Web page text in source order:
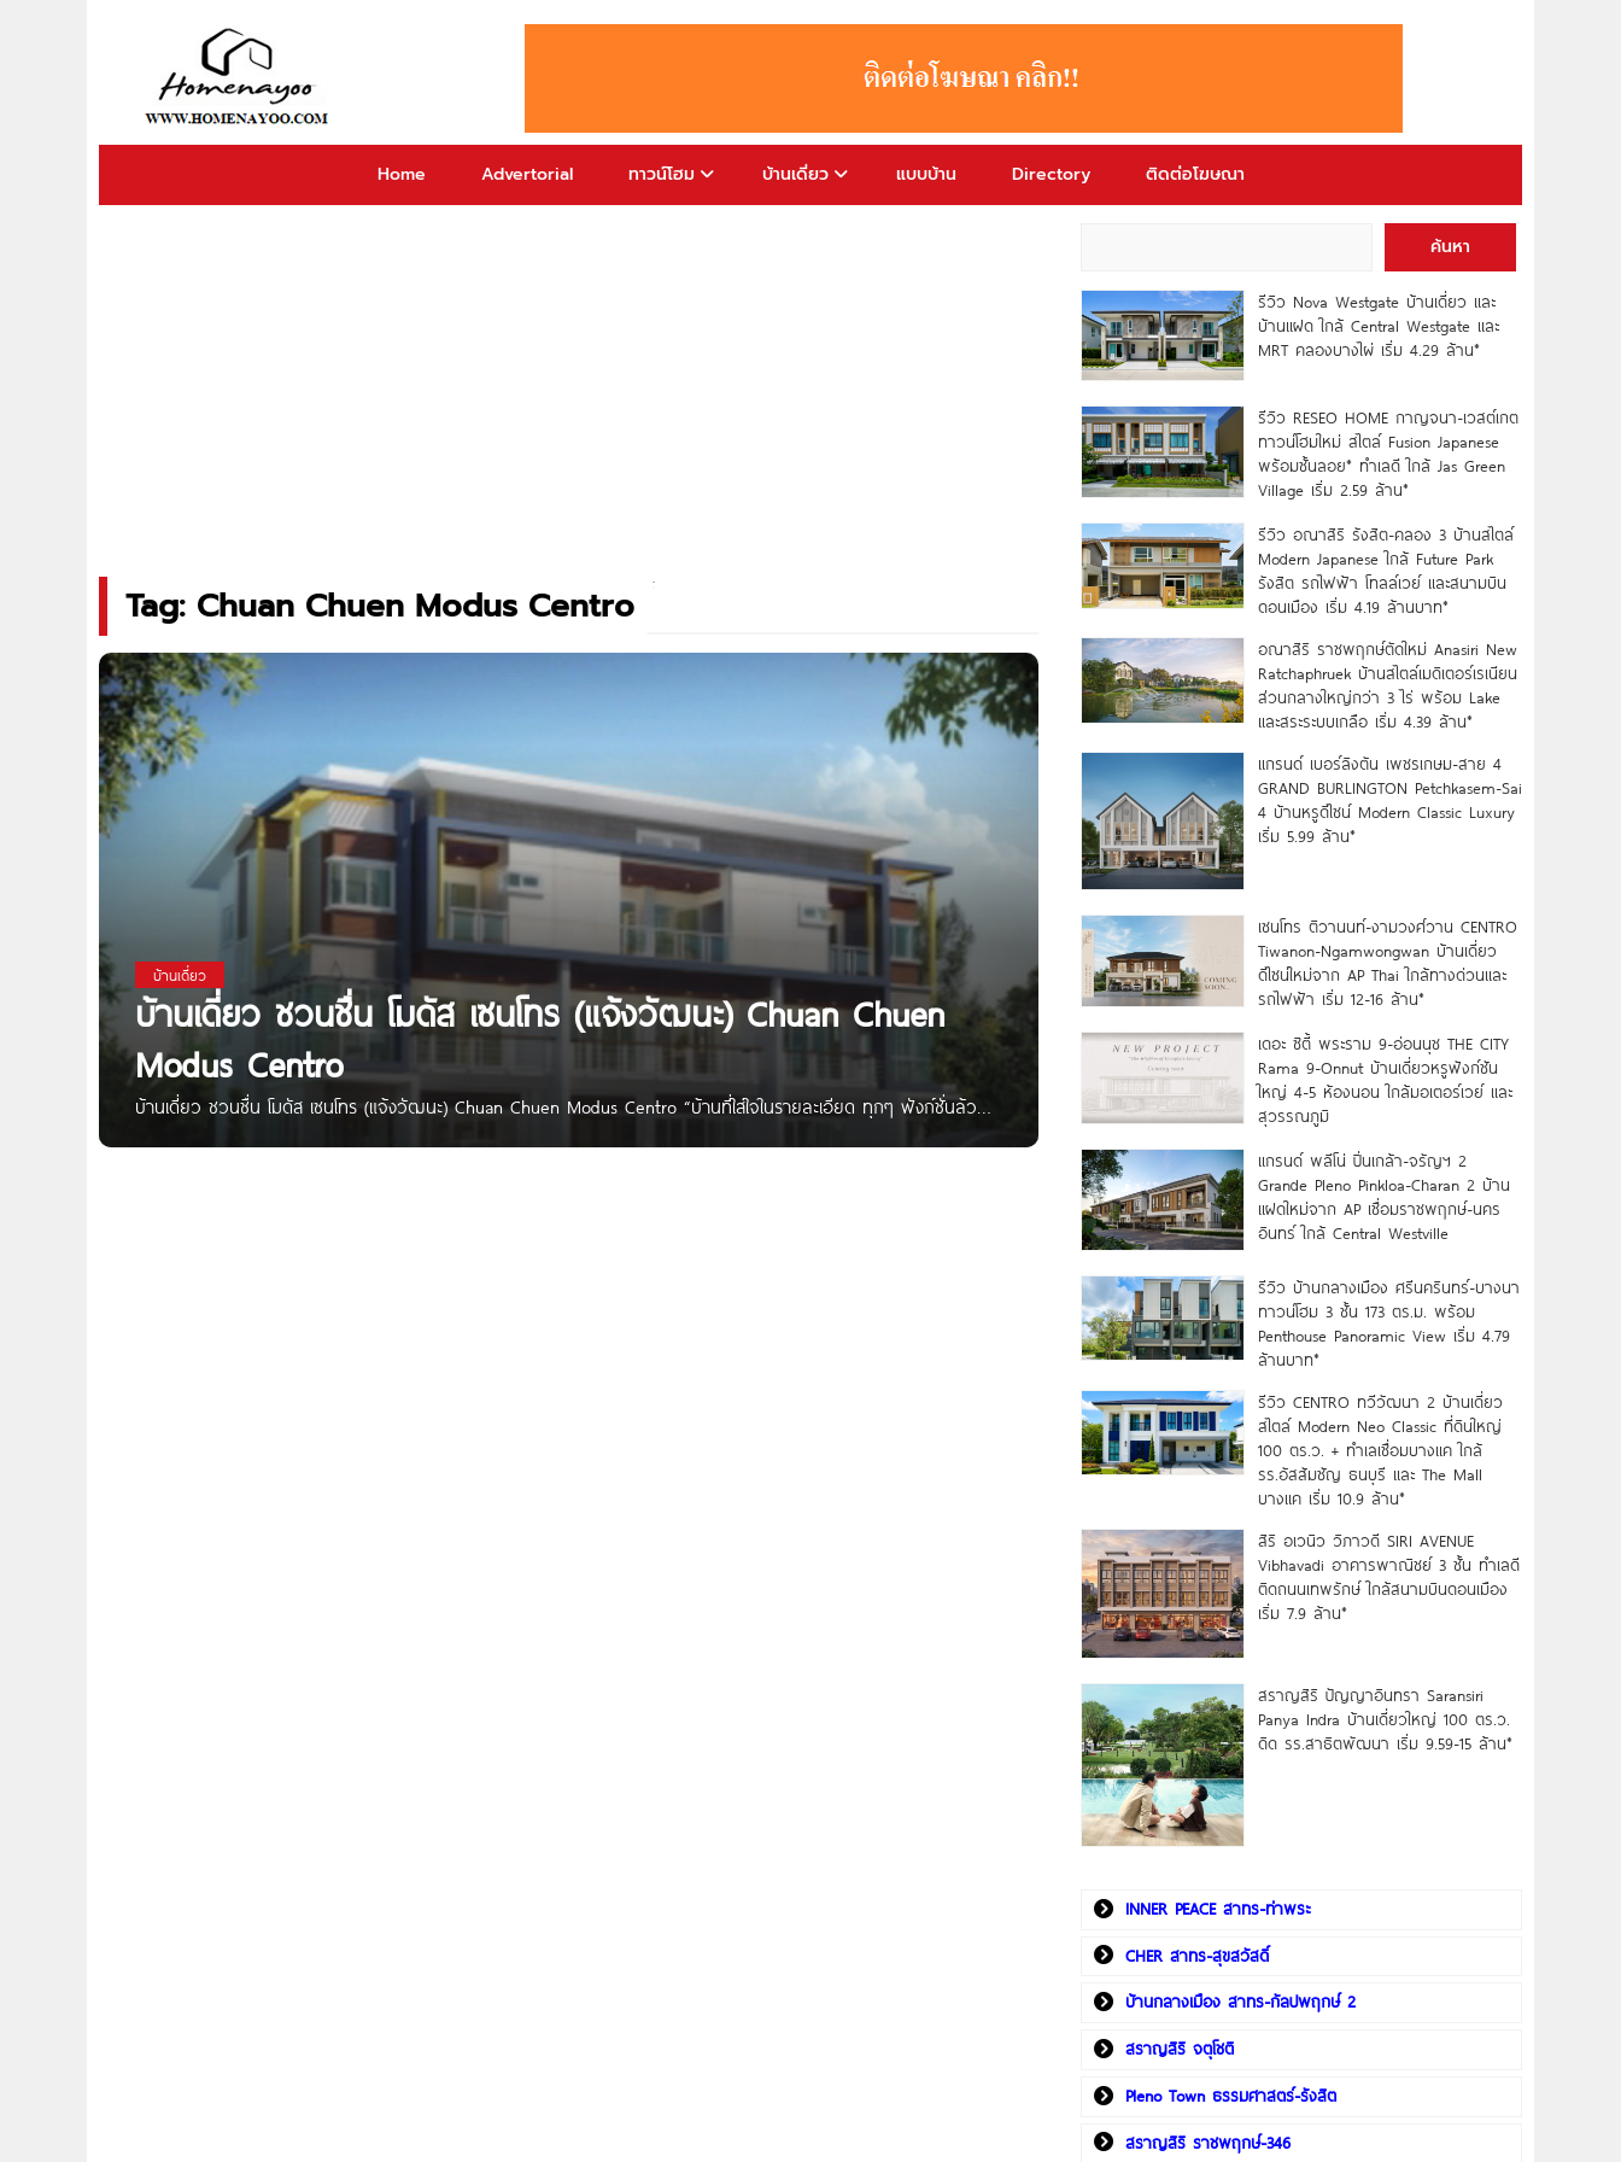
Home Advertorial ทาวน์โฮม บ้านเดี่ยว แบบบ้าน Directory ติดต่อโฆษณา
Tag: Chuan Chuen Modus Centro
บ้านเดี่ยว
บ้านเดี่ยว ชวนชื่น โมดัส เซนโทร (แจ้งวัฒนะ) Chuan Chuen
Modus Centro
บ้านเดี่ยว ชวนชื่น โมดัส เซนโทร (แจ้งวัฒนะ) Chuan Chuen Modus Centro “บ้านที่ใส่ใจในรายละเอียด ทุกๆ ฟังก์ชั่นล้วน
ค้นหา
รีวิว Nova Westgate บ้านเดี่ยว และ
บ้านแฝด ใกล้ Central Westgate และ
MRT คลองบางไผ่ เริ่ม 4.29 ล้าน*
รีวิว RESEO HOME กาญจนา-เวสต์เกต
ทาวน์โฮมใหม่ สไตล์ Fusion Japanese
พร้อมชั้นลอย* ทำเลดี ใกล้ Jas Green
Village เริ่ม 2.59 ล้าน*
รีวิว อณาสิริ รังสิต-คลอง 3 บ้านสไตล์
Modern Japanese ใกล้ Future Park
รังสิต รถไฟฟ้า โทลล์เวย์ และสนามบิน
ดอนเมือง เริ่ม 4.19 ล้านบาท*
อณาสิริ ราชพฤกษ์ตัดใหม่ Anasiri New
Ratchaphruek บ้านสไตล์เมดิเตอร์เรเนียน
ส่วนกลางใหญ่กว่า 3 ไร่ พร้อม Lake
และสระระบบเกลือ เริ่ม 4.39 ล้าน*
แกรนด์ เบอร์ลิงตัน เพชรเกษม-สาย 4
GRAND BURLINGTON Petchkasem-Sai
4 บ้านหรูดีไซน์ Modern Classic Luxury
เริ่ม 5.99 ล้าน*
เซนโทร ติวานนท์-งามวงศ์วาน CENTRO
Tiwanon-Ngamwongwan บ้านเดี่ยว
ดีไซน์ใหม่จาก AP Thai ใกล้ทางด่วนและ
รถไฟฟ้า เริ่ม 12-16 ล้าน*
เดอะ ซิตี้ พระราม 9-อ่อนนุช THE CITY
Rama 9-Onnut บ้านเดี่ยวหรูฟังก์ชัน
ใหญ่ 4-5 ห้องนอน ใกล้มอเตอร์เวย์ และ
สุวรรณภูมิ
แกรนด์ พลีโน่ ปิ่นเกล้า-จรัญฯ 2
Grande Pleno Pinkloa-Charan 2 บ้าน
แฝดใหม่จาก AP เชื่อมราชพฤกษ์-นคร
อินทร์ ใกล้ Central Westville
รีวิว บ้านกลางเมือง ศรีนครินทร์-บางนา
ทาวน์โฮม 3 ชั้น 173 ตร.ม. พร้อม
Penthouse Panoramic View เริ่ม 4.79
ล้านบาท*
รีวิว CENTRO ทวีวัฒนา 2 บ้านเดี่ยว
สไตล์ Modern Neo Classic ที่ดินใหญ่
100 ตร.ว. + ทำเลเชื่อมบางแค ใกล้
รร.อัสสัมชัญ ธนบุรี และ The Mall
บางแค เริ่ม 10.9 ล้าน*
สิริ อเวนิว วิภาวดี SIRI AVENUE
Vibhavadi อาคารพาณิชย์ 3 ชั้น ทำเลดี
ติดถนนเทพรักษ์ ใกล้สนามบินดอนเมือง
เริ่ม 7.9 ล้าน*
สราญสิริ ปัญญาอินทรา Saransiri
Panya Indra บ้านเดี่ยวใหญ่ 100 ตร.ว.
ดิด รร.สาธิตพัฒนา เริ่ม 9.59-15 ล้าน*
INNER PEACE สาทร-ท่าพระ
CHER สาทร-สุขสวัสดิ์
บ้านกลางเมือง สาทร-กัลปพฤกษ์ 2
สราญสิริ จตุโชติ
Pleno Town ธรรมศาสตร์-รังสิต
สราญสิริ ราชพฤกษ์-346